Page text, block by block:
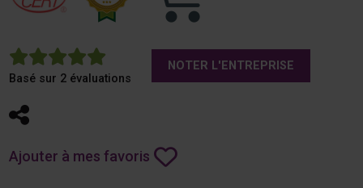
5
Basé sur 2 évaluations
NOTER L'ENTREPRISE
Partager
Ajouter à mes favoris